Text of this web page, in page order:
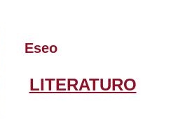
Eseo
LITERATURO